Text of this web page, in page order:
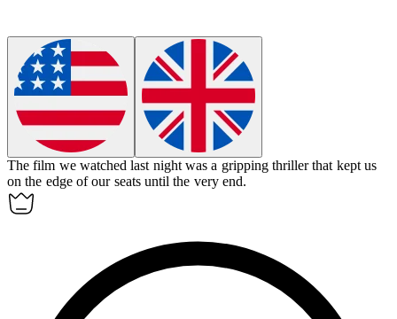
Thefilm we watched last night was a gripping thriller that kept us
on the edge of our seats until the very end.